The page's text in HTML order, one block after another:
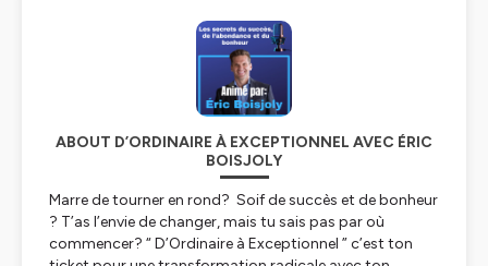
ABOUT D’ORDINAIRE À EXCEPTIONNEL AVEC ÉRIC
BOISJOLY
Marre de tourner en rond? Soif de succès et de bonheur
? T’as l’envie de changer, mais tu sais pas par où
commencer? “ D’Ordinaire à Exceptionnel ” c’est ton